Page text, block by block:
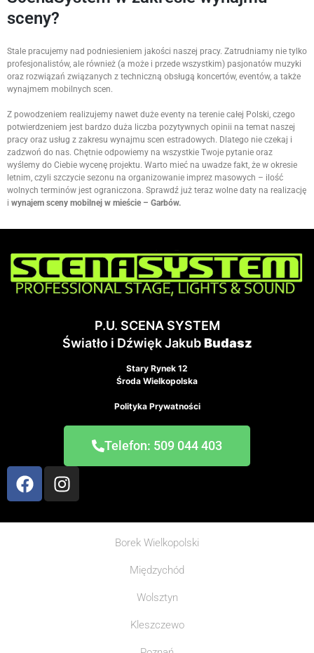
sceny?
Stale pracujemy nad podniesieniem jakości naszej pracy. Zatrudniamy nie tylko
profesjonalistów, ale również (a może i przede wszystkim) pasjonatów muzyki
oraz rozwiązań związanych z techniczną obsługą koncertów, eventów, a także
wynajmem mobilnych scen.
Z powodzeniem realizujemy nawet duże eventy na terenie całej Polski, czego
potwierdzeniem jest bardzo duża liczba pozytywnych opinii na temat naszej
pracy oraz usług z zakresu wynajmu scen estradowych. Dlatego nie czekaj i
zadzwoń do nas. Chętnie odpowiemy na wszystkie Twoje pytanie oraz
wyślemy do Ciebie wycenę projektu. Warto mieć na uwadze fakt, że w okresie
letnim, czyli szczycie sezonu na organizowanie imprez masowych – ilość
wolnych terminów jest ograniczona. Sprawdź już teraz wolne daty na realizację
i wynajem sceny mobilnej w mieście – Garbów.
P.U. SCENA SYSTEM
Światło i Dźwięk JakubBudasz
Stary Rynek 12
Środa Wielkopolska
Polityka Prywatności
Telefon: 509 044 403
Borek Wielkopolski
Międzychód
Wolsztyn
Kleszczewo